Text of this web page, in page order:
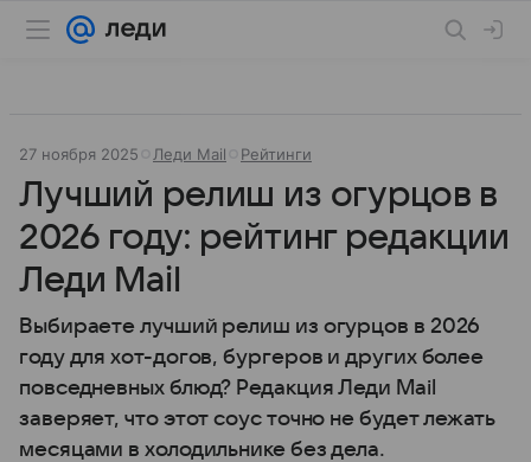
27 ноября 2025 Леди Mail Рейтинги
Лучший релиш из огурцов в
2026 году: рейтинг редакции
Леди Mail
Выбираете лучший релиш из огурцов в 2026
году для хот-догов, бургеров и других более
повседневных блюд? Редакция Леди Mail
заверяет, что этот соус точно не будет лежать
месяцами в холодильнике без дела.